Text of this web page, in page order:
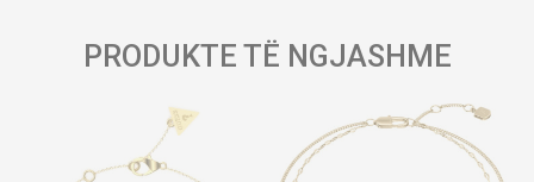
PRODUKTE TË NGJASHME